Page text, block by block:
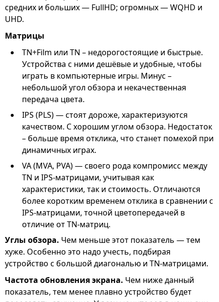
средних и больших — FullHD; огромных — WQHD и
UHD.
Матрицы
TN+Film или TN – недорогостоящие и быстрые.
Устройства с ними дешёвые и удобные, чтобы
играть в компьютерные игры. Минус –
небольшой угол обзора и некачественная
передача цвета.
IPS (PLS) — стоят дороже, характеризуются
качеством. С хорошим углом обзора. Недостаток
– больше время отклика, что станет помехой при
динамичных играх.
VA (MVA, PVA) — своего рода компромисс между
TN и IPS-матрицами, учитывая как
характеристики, так и стоимость. Отличаются
более коротким временем отклика в сравнении с
IPS-матрицами, точной цветопередачей в
отличие от TN-матриц.
Углы обзора. Чем меньше этот показатель — тем
хуже. Особенно это надо учесть, подбирая
устройство с большой диагональю и TN-матрицами.
Частота обновления экрана. Чем ниже данный
показатель, тем менее плавно устройство будет